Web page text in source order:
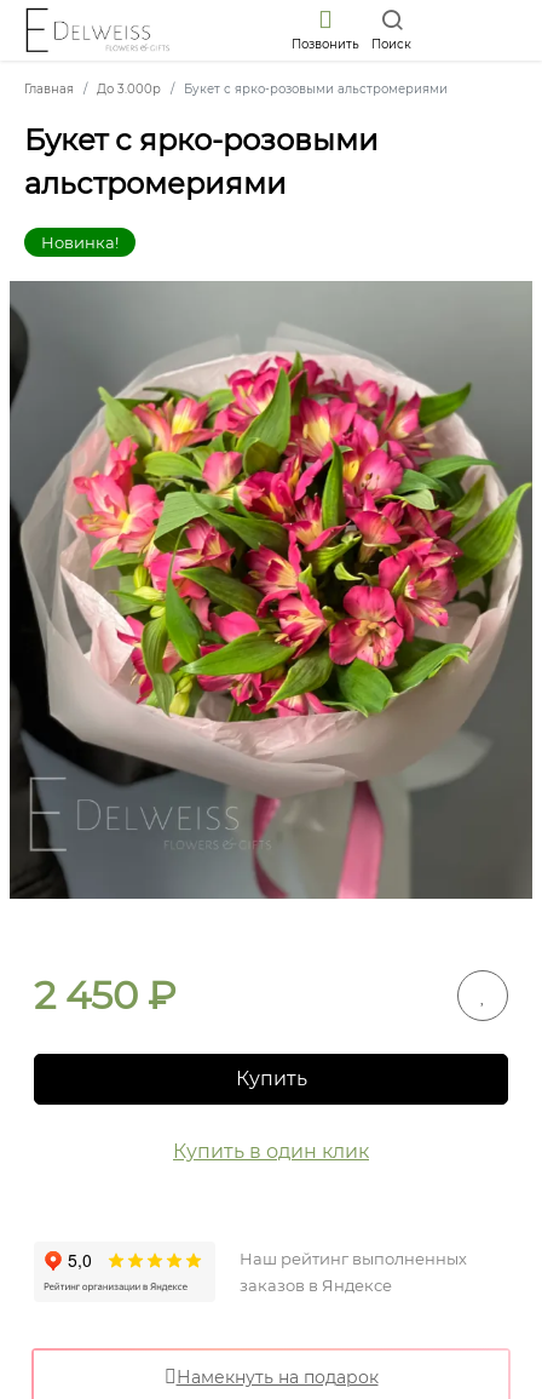
Позвонить Поиск
Главная До 3.000р Букет с ярко-розовыми альстромериями
Букет с ярко-розовыми
альстромериями
Новинка!
2 450 ₽
Купить
Купить в один клик
Наш рейтинг выполненных
заказов в Яндексе
Намекнуть на подарок